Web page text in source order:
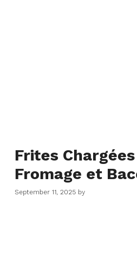
Frites
Fromage et
September 11, 2025 by